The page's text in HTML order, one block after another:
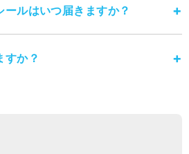
ールはいつ届きますか？
すか？